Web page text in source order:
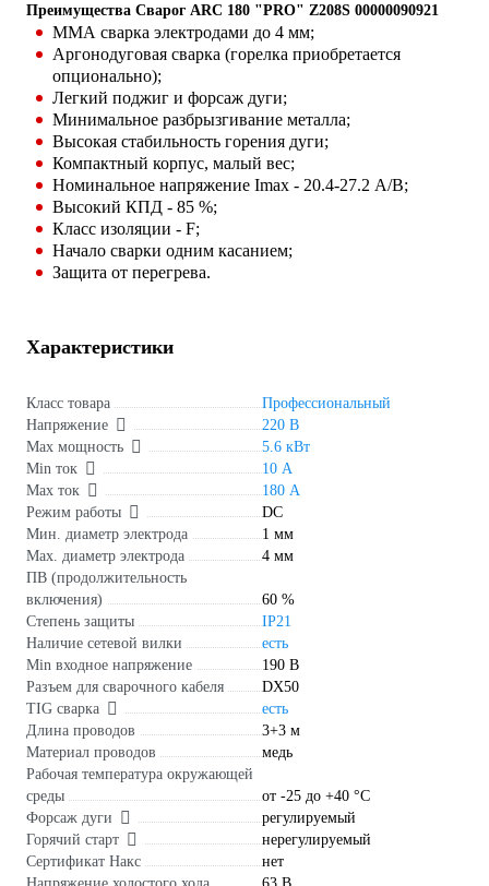
Преимущества Сварог ARC 180 "PRO" Z208S 00000090921
ММА сварка электродами до 4 мм;
Аргонодуговая сварка (горелка приобретается
опционально);
Легкий поджиг и форсаж дуги;
Минимальное разбрызгивание металла;
Высокая стабильность горения дуги;
Компактный корпус, малый вес;
Номинальное напряжение Imax - 20.4-27.2 А/В;
Высокий КПД - 85 %;
Класс изоляции - F;
Начало сварки одним касанием;
Защита от перегрева.
Характеристики
Класс товара
Профессиональный
Напряжение
220 В
Max мощность
5.6 кВт
Min ток
10 А
Max ток
180 А
Режим работы
DC
Мин. диаметр электрода
1 мм
Мах. диаметр электрода
4 мм
ПВ (продолжительность
включения)
60 %
Степень защиты
IP21
Наличие сетевой вилки
есть
Min входное напряжение
190 В
Разъем для сварочного кабеля
DX50
TIG сварка
есть
Длина проводов
3+3 м
Материал проводов
медь
Рабочая температура окружающей
среды
от -25 до +40 °С
Форсаж дуги
регулируемый
Горячий старт
нерегулируемый
Сертификат Накс
нет